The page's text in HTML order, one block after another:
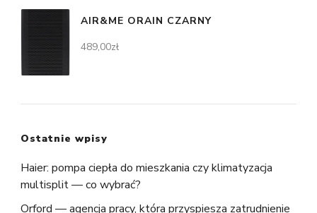
AIR&ME ORAIN CZARNY
489,00zł
Ostatnie wpisy
Haier: pompa ciepła do mieszkania czy klimatyzacja
multisplit — co wybrać?
Orford — agencja pracy, która przyspiesza zatrudnienie